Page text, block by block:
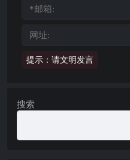
提示：请文明发言
搜索